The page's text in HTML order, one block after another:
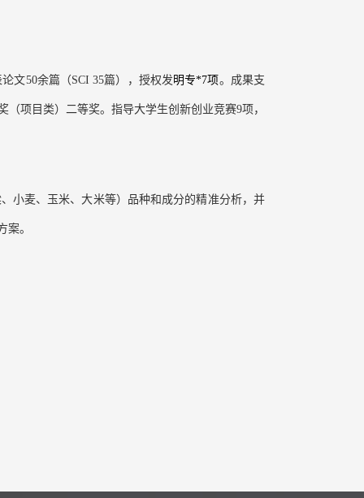
文50余篇（SCI 35篇），授权发明专*7项。成果支
项目类）二等奖。指导大学生创新创业竞赛9项，
小麦、玉米、大米等）品种和成分的精准分析，并
案。